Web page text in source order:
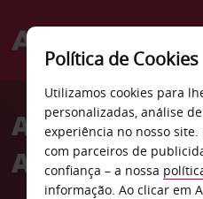
Welcome
AvisAluguer de
Aeroporto de
Política de Cookies
Utilizamos cookies para
personalizadas, análise
experiência no nosso
com parceiros de
confiança – a nossa
informação. Ao clicar em